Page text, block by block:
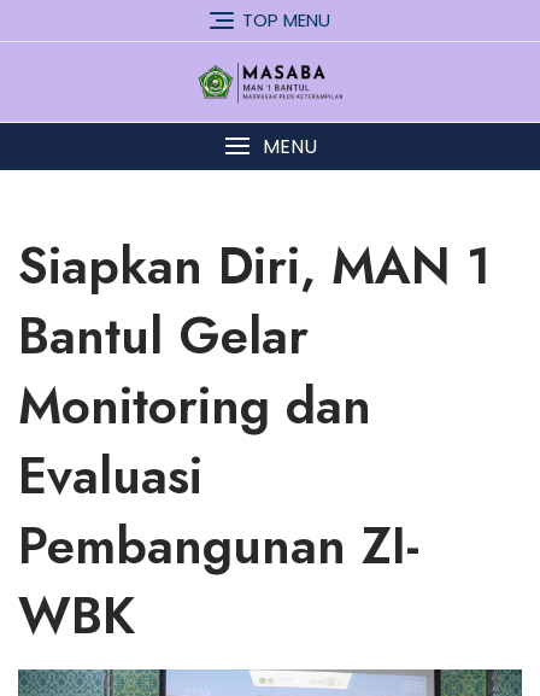
to
TOP MENU
MENU
Siapkan Diri, MAN 1
Bantul Gelar
Monitoring dan
Evaluasi
Pembangunan ZI-
WBK